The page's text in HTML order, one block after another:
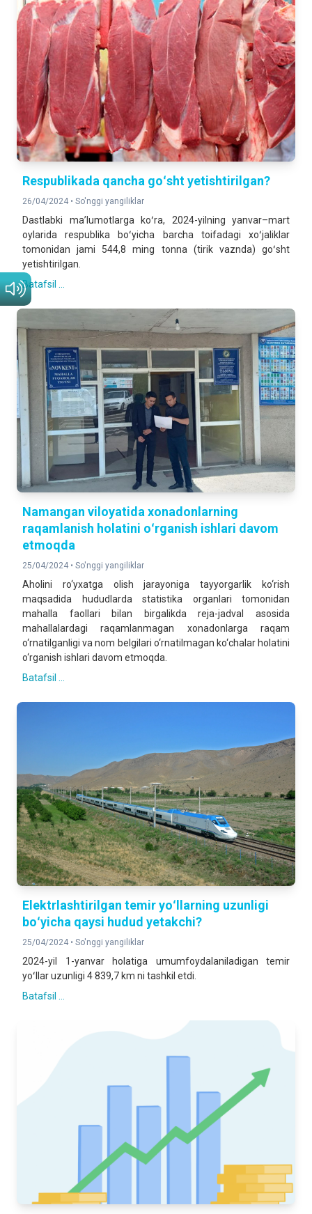
Respublikada qancha goʻsht yetishtirilgan?
26/04/2024 • So'nggi yangiliklar
Dastlabki maʼlumotlarga koʻra, 2024-yilning yanvar–mart
oylarida respublika boʻyicha barcha toifadagi xoʻjaliklar
tomonidan jami 544,8 ming tonna (tirik vaznda) goʻsht
yetishtirilgan.
Batafsil ...
Namangan viloyatida xonadonlarning
raqamlanish holatini oʻrganish ishlari davom
etmoqda
25/04/2024 • So'nggi yangiliklar
Aholini ro‘yxatga olish jarayoniga tayyorgarlik ko‘rish
maqsadida hududlarda statistika organlari tomonidan
mahalla faollari bilan birgalikda reja-jadval asosida
mahallalardagi raqamlanmagan xonadonlarga raqam
o‘rnatilganligi va nom belgilari o‘rnatilmagan ko‘chalar holatini
o‘rganish ishlari davom etmoqda.
Batafsil ...
Elektrlashtirilgan temir yoʻllarning uzunligi
boʻyicha qaysi hudud yetakchi?
25/04/2024 • So'nggi yangiliklar
2024-yil 1-yanvar holatiga umumfoydalaniladigan temir
yoʻllar uzunligi 4 839,7 km ni tashkil etdi.
Batafsil ...